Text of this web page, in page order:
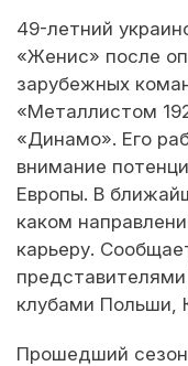
49-летний
«Женис» после
зарубежных
«Металлистом
«Динамо». Его
внимание
Европы. В
каком
карьеру.
клубами Польши,
Прошедший